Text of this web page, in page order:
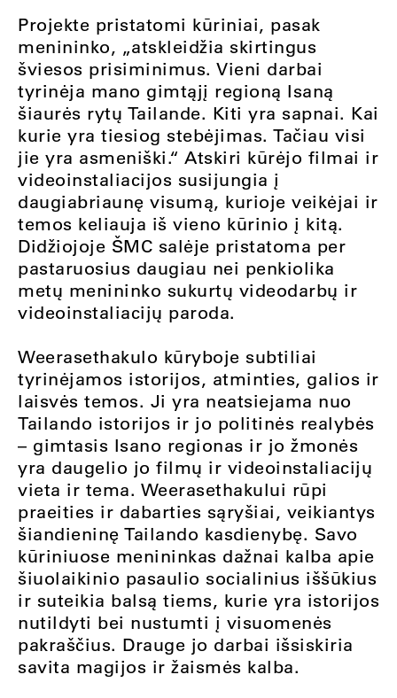
Projekte pristatomi kūriniai, pasak
menininko, „atskleidžia skirtingus
šviesos prisiminimus. Vieni darbai
tyrinėja mano gimtąjį regioną Isaną
šiaurės rytų Tailande. Kiti yra sapnai. Kai
kurie yra tiesiog stebėjimas. Tačiau visi
jie yra asmeniški.“ Atskiri kūrėjo filmai ir
videoinstaliacijos susijungia į
daugiabriaunę visumą, kurioje veikėjai ir
temos keliauja iš vieno kūrinio į kitą.
Didžiojoje ŠMC salėje pristatoma per
pastaruosius daugiau nei penkiolika
metų menininko sukurtų videodarbų ir
videoinstaliacijų paroda.
Weerasethakulo kūryboje subtiliai
tyrinėjamos istorijos, atminties, galios ir
laisvės temos. Ji yra neatsiejama nuo
Tailando istorijos ir jo politinės realybės
– gimtasis Isano regionas ir jo žmonės
yra daugelio jo filmų ir videoinstaliacijų
vieta ir tema. Weerasethakului rūpi
praeities ir dabarties sąryšiai, veikiantys
šiandieninę Tailando kasdienybę. Savo
kūriniuose menininkas dažnai kalba apie
šiuolaikinio pasaulio socialinius iššūkius
ir suteikia balsą tiems, kurie yra istorijos
nutildyti bei nustumti į visuomenės
pakraščius. Drauge jo darbai išsiskiria
savita magijos ir žaismės kalba.